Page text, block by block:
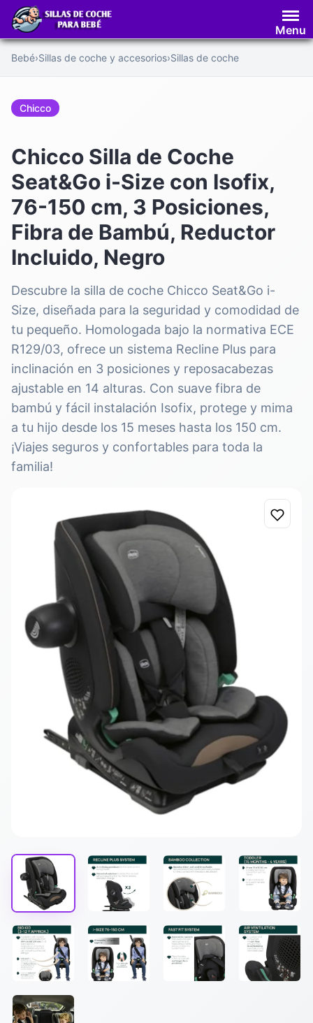
Saltar
contenido
Menu
Bebé›Sillas de coche y accesorios›Sillas de coche
Chicco
Chicco Silla de Coche
Seat&Go i-Size con Isofix,
76-150 cm, 3 Posiciones,
Fibra de Bambú, Reductor
Incluido, Negro
Descubre la silla de coche Chicco Seat&Go i-
Size, diseñada para la seguridad y comodidad de
tu pequeño. Homologada bajo la normativa ECE
R129/03, ofrece un sistema Recline Plus para
inclinación en 3 posiciones y reposacabezas
ajustable en 14 alturas. Con suave fibra de
bambú y fácil instalación Isofix, protege y mima
a tu hijo desde los 15 meses hasta los 150 cm.
¡Viajes seguros y confortables para toda la
familia!